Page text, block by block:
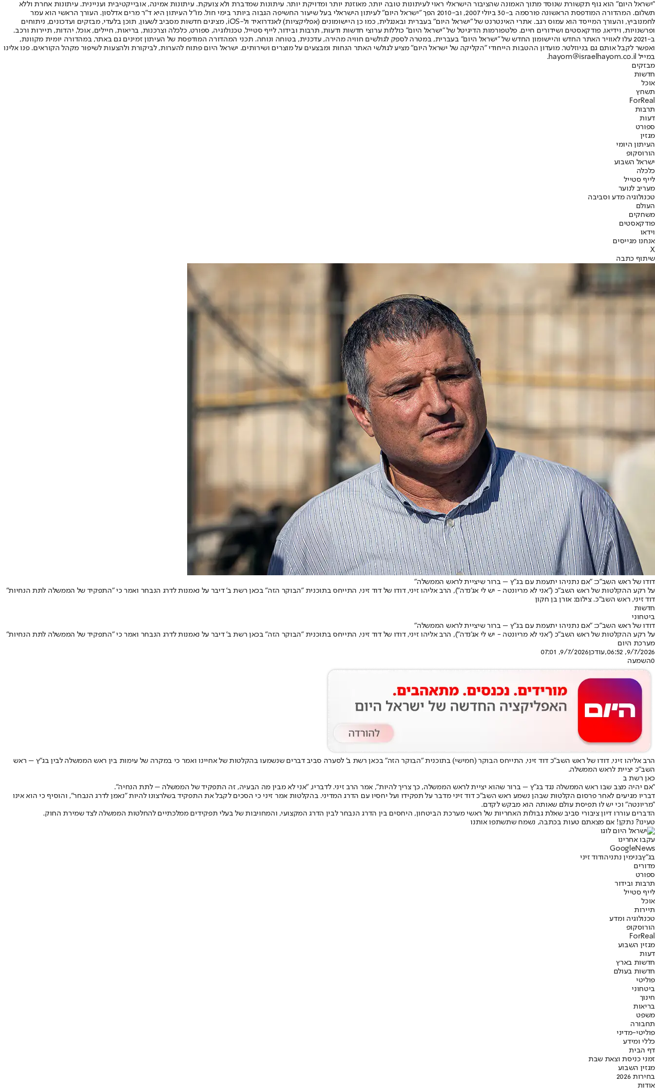
"ישראל היום" הוא גוף תקשורת שנוסד מתוך האמונה שהציבור הישראלי ראוי לעיתונות טובה יותר, מאוזנת יותר ומדויקת יותר. עיתונות שמדברת ולא צועקת. עיתונות אמינה, אובייקטיבית ועניינית. עיתונות אחרת וללא
תשלום. המהדורה המודפסת הראשונה פורסמה ב-30 ביולי 2007, וב-2010 הפך "ישראל היום" לעיתון הישראלי בעל שיעור החשיפה הגבוה ביותר בימי חול. מו"ל העיתון היא ד"ר מרים אדלסון. העורך הראשי הוא עמר
לחמנוביץ, והעורך המייסד הוא עמוס רגב. אתרי האינטרנט של "ישראל היום" בעברית ובאנגלית, כמו כן היישומונים (אפליקציות) לאנדרואיד ול-iOS, מציגים חדשות מסביב לשעון, תוכן בלעדי, מבזקים ועדכונים, ניתוחים
ופרשנויות, וידיאו, פודקאסטים ושידורים חיים. פלטפורמות הדיגיטל של "ישראל היום" כוללות ערוצי חדשות ודעות, תרבות ובידור, לייף סטייל, טכנולוגיה, ספורט, כלכלה וצרכנות, בריאות, חיילים, אוכל, יהדות, תיירות ורכב.
ב-2021 עלו לאוויר האתר החדש והיישומון החדש של "ישראל היום" בעברית, במטרה לספק לגולשים חוויה מהירה, עדכנית, בטוחה ונוחה. תכני המהדורה המודפסת של העיתון זמינים גם באתר, במהדורה יומית מקוונת,
ואפשר לקבל אותם גם בניוזלטר. מועדון ההטבות הייחודי "הקליקה של ישראל היום" מציע לגולשי האתר הנחות ומבצעים על מוצרים ושירותים. ישראל היום פתוח להערות, לביקורת ולהצעות לשיפור מקהל הקוראים. פנו אלינו
במייל hayom@israelhayom.co.il.
מבזקים
חדשות
אוכל
תשחץ
ForReal
תרבות
דעות
ספורט
מגזין
העיתון היומי
הורוסקופ
ישראל השבוע
כלכלה
לייף סטייל
מעריב לנוער
טכנולוגיה מדע וסביבה
העולם
משחקים
פודקאסטים
וידאו
אנחנו מגייסים
X
שיתוף כתבה
דודו של ראש השב"כ: "אם נתניהו יתעמת עם בג"ץ – ברור שיציית לראש הממשלה"
על רקע ההקלטות של ראש השב"כ ("אני לא מריונטה - יש לי אג'נדה"), הרב אליהו זיני, דודו של דוד זיני, התייחס בתוכנית "הבוקר הזה" בכאן רשת ב' דיבר על נאמנות לדרג הנבחר ואמר כי "התפקיד של הממשלה לתת הנחיות"
דוד זיני, ראש השב"כ. צילום: אורן בן חקון
חדשות
ביטחוני
דודו של ראש השב"כ: "אם נתניהו יתעמת עם בג"ץ – ברור שיציית לראש הממשלה"
על רקע ההקלטות של ראש השב"כ ("אני לא מריונטה - יש לי אג'נדה"), הרב אליהו זיני, דודו של דוד זיני, התייחס בתוכנית "הבוקר הזה" בכאן רשת ב' דיבר על נאמנות לדרג הנבחר ואמר כי "התפקיד של הממשלה לתת הנחיות"
מערכת היום
9/7/2026, 06:52
,עודכן9/7/2026, 07:01
0השמעה
הרב אליהו זיני, דודו של ראש השב"כ דוד זיני, התייחס הבוקר (חמישי) בתוכנית "הבוקר הזה" בכאן רשת ב' לסערה סביב דברים שנשמעו בהקלטות של אחיינו ואמר כי במקרה של עימות בין ראש הממשלה לבין בג"ץ – ראש
השב"כ יציית לראש הממשלה.
כאן רשת ב
"אם יהיה מצב שבו ראש הממשלה נגד בג"ץ – ברור שהוא יציית לראש הממשלה, כך צריך להיות", אמר הרב זיני. לדבריו, "אני לא מבין מה הבעיה, זה התפקיד של הממשלה – לתת הנחיה".
דבריו מגיעים לאחר פרסום הקלטות שבהן נשמע ראש השב"כ דוד זיני מדבר על תפקידו ועל יחסיו עם הדרג המדיני. בהקלטות אמר זיני כי הסכים לקבל את התפקיד בשלרצונו להיות "נאמן לדרג הנבחר", והוסיף כי הוא אינו
"מריונטה" וכי יש לו תפיסת עולם שאותה הוא מבקש לקדם.
הדברים עוררו דיון ציבורי סביב שאלת גבולות האחריות של ראשי מערכת הביטחון, היחסים בין הדרג הנבחר לבין הדרג המקצועי, והמחויבות של בעלי תפקידים ממלכתיים להחלטות הממשלה לצד שמירת החוק.
טעינו? נתקן! אם מצאתם טעות בכתבה, נשמח שתשתפו אותנו
עקבו אחרינו
Googl eNews
בג"ץבנימין נתניהודוד זיני
מדורים
ספורט
תרבות ובידור
לייף סטייל
אוכל
תיירות
טכנולוגיה ומדע
הורוסקופ
ForReal
מגזין השבוע
דעות
חדשות בארץ
חדשות בעולם
פוליטי
ביטחוני
חינוך
בריאות
משפט
תחבורה
פוליטי-מדיני
כללי ומידע
דף הבית
זמני כניסת וצאת שבת
מגזין השבוע
בחירות 2026
אודות